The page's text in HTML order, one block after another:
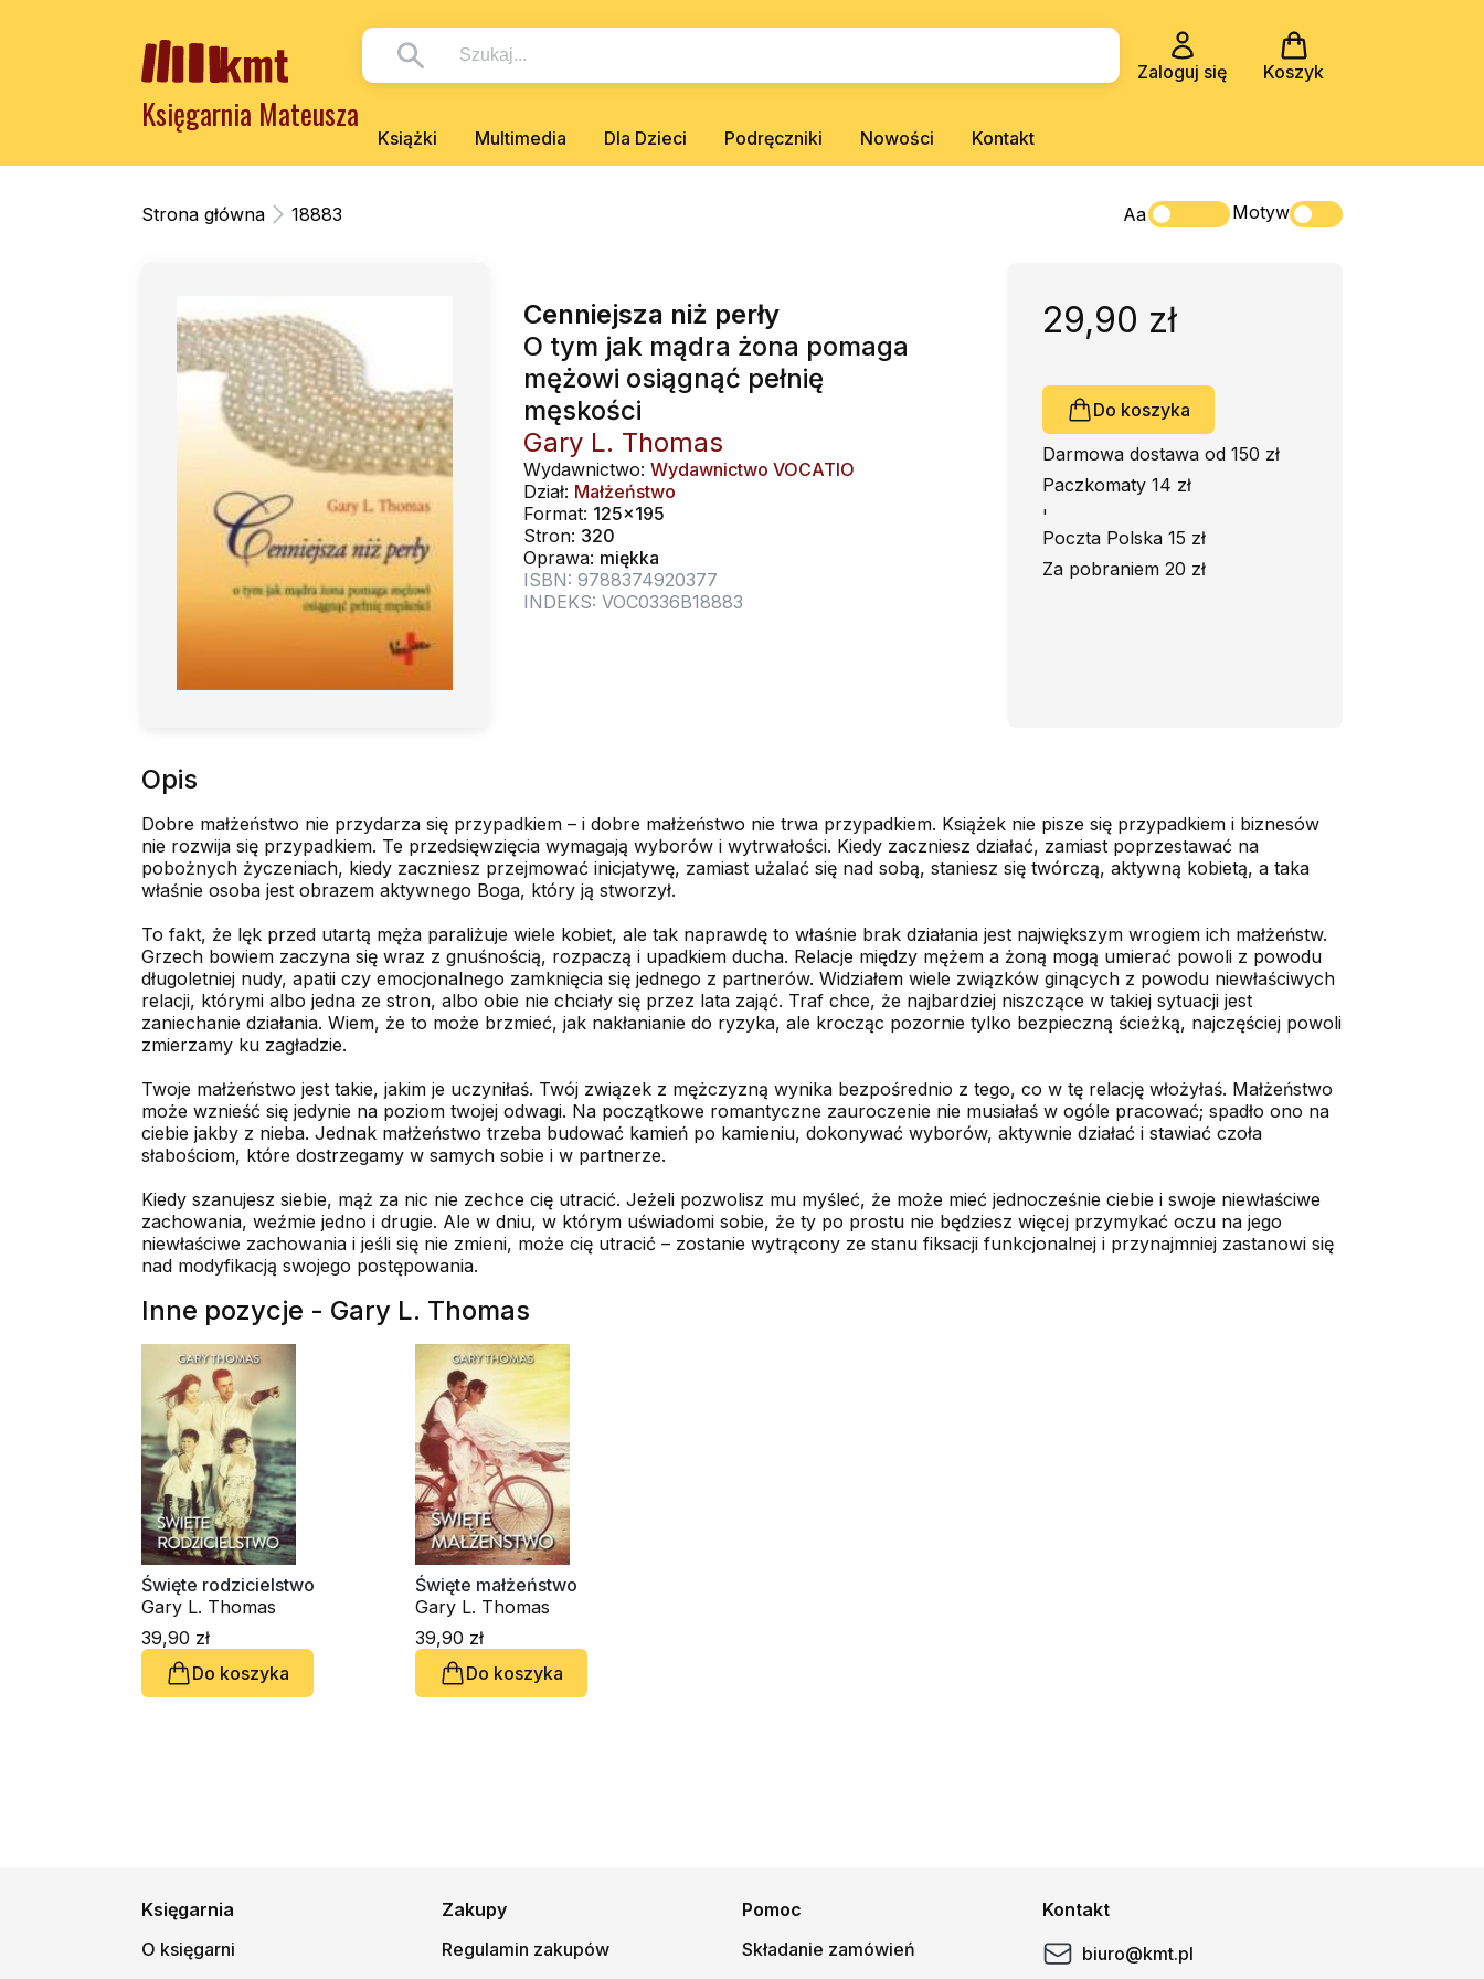
Zaloguj się Koszyk
Księgarnia Mateusza
Książki Multimedia Dla Dzieci Podręczniki Nowości Kontakt
Strona główna 18883 Aa Motyw
Cenniejsza niż perły
O tym jak mądra żona pomaga
mężowi osiągnąć pełnię
męskości
Gary L. Thomas
Wydawnictwo: Wydawnictwo VOCATIO
Dział: Małżeństwo
Format: 125x195
Stron: 320
Oprawa: miękka
ISBN: 9788374920377
INDEKS: VOC0336B18883
29,90 zł
Do koszyka
Darmowa dostawa od 150 zł
Paczkomaty 14 zł
'
Poczta Polska 15 zł
Za pobraniem 20 zł
Opis
Dobre małżeństwo nie przydarza się przypadkiem – i dobre małżeństwo nie trwa przypadkiem. Książek nie pisze się przypadkiem i biznesów
nie rozwija się przypadkiem. Te przedsięwzięcia wymagają wyborów i wytrwałości. Kiedy zaczniesz działać, zamiast poprzestawać na
pobożnych życzeniach, kiedy zaczniesz przejmować inicjatywę, zamiast użalać się nad sobą, staniesz się twórczą, aktywną kobietą, a taka
właśnie osoba jest obrazem aktywnego Boga, który ją stworzył.
To fakt, że lęk przed utartą męża paraliżuje wiele kobiet, ale tak naprawdę to właśnie brak działania jest największym wrogiem ich małżeństw.
Grzech bowiem zaczyna się wraz z gnuśnością, rozpaczą i upadkiem ducha. Relacje między mężem a żoną mogą umierać powoli z powodu
długoletniej nudy, apatii czy emocjonalnego zamknięcia się jednego z partnerów. Widziałem wiele związków ginących z powodu niewłaściwych
relacji, którymi albo jedna ze stron, albo obie nie chciały się przez lata zająć. Traf chce, że najbardziej niszczące w takiej sytuacji jest
zaniechanie działania. Wiem, że to może brzmieć, jak nakłanianie do ryzyka, ale krocząc pozornie tylko bezpieczną ścieżką, najczęściej powoli
zmierzamy ku zagładzie.
Twoje małżeństwo jest takie, jakim je uczyniłaś. Twój związek z mężczyzną wynika bezpośrednio z tego, co w tę relację włożyłaś. Małżeństwo
może wznieść się jedynie na poziom twojej odwagi. Na początkowe romantyczne zauroczenie nie musiałaś w ogóle pracować; spadło ono na
ciebie jakby z nieba. Jednak małżeństwo trzeba budować kamień po kamieniu, dokonywać wyborów, aktywnie działać i stawiać czoła
słabościom, które dostrzegamy w samych sobie i w partnerze.
Kiedy szanujesz siebie, mąż za nic nie zechce cię utracić. Jeżeli pozwolisz mu myśleć, że może mieć jednocześnie ciebie i swoje niewłaściwe
zachowania, weźmie jedno i drugie. Ale w dniu, w którym uświadomi sobie, że ty po prostu nie będziesz więcej przymykać oczu na jego
niewłaściwe zachowania i jeśli się nie zmieni, może cię utracić – zostanie wytrącony ze stanu fiksacji funkcjonalnej i przynajmniej zastanowi się
nad modyfikacją swojego postępowania.
Inne pozycje - Gary L. Thomas
Święte rodzicielstwo
Gary L. Thomas
39,90 zł
Do koszyka
Święte małżeństwo
Gary L. Thomas
39,90 zł
Do koszyka
Księgarnia
O księgarni
Zakupy
Regulamin zakupów
Pomoc
Składanie zamówień
Kontakt
biuro@kmt.pl